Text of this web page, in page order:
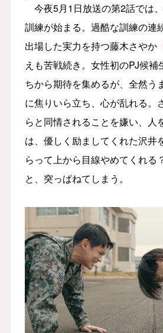
今夜5月1日放送の第2話では
訓練が始まる。過酷な訓練の連
出場した実力を持つ藤木さやか
えも苦戦続き。女性初のPJ候補
ちから期待を集めるが、全然う
に焦りいら立ち、心が乱れる。
らと同情されることを嫌い、人
は、優しく励ましてくれた沢井
らって上から目線やめてくれる
と、突っぱねてしまう。